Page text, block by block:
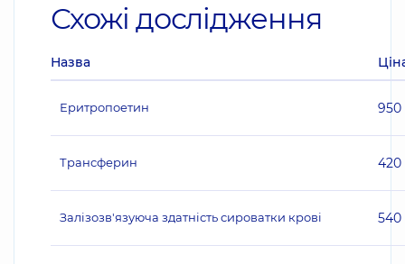
Схожі дослідження
Назва
Еритропоетин 950
Трансферин 420
Залізозв'язуюча здатність сироватки крові 540